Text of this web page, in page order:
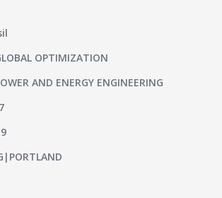
OPTIMIZATION
AND ENERGY ENGINEERING